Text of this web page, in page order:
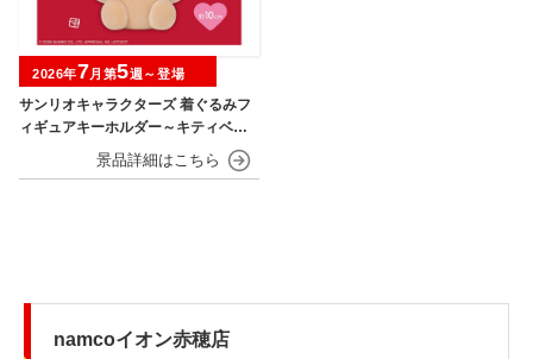
サンリオキャラクターズ 着ぐるみフ
ィギュアキーホルダー～キティベアv
2026年7月第5週～登場
namcoイオン赤穂店